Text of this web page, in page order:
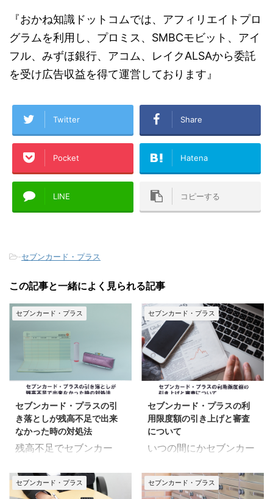
『おかね知識ドットコムでは、アフィリエイトプロ
グラムを利用し、プロミス、SMBCモビット、アイ
フル、みずほ銀行、アコム、レイクALSAから委託
を受け広告収益を得て運営しております』
Twitter Share
Pocket Hatena
LINE コピーする
-セブンカード・プラス
この記事と一緒によく見られる記事
セブンカード・プラス
2020/5/27
セブンカード・プラスの引
き落としが残高不足で出来
なかった時の対処法
残高不足でセブンカー
がされなかった。 引き落
としの支払いだと、たま
セブンカード・プラス
2018/5/14
セブンカード・プラスの利
用限度額の引き上げと審査
について
いつの間にかセブンカー
高が少なくなっていた。
そうなったら、限度額引
セブンカード・プラス セブンカード・プラス